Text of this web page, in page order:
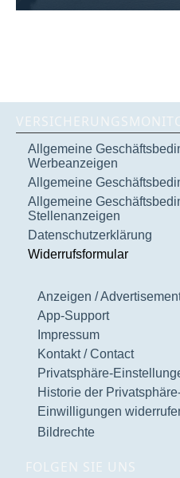
Allgemeine
Werbeanzeigen
Allgemeine
Allgemeine
Stellenanzeigen
Datenschutzerklärung
Widerrufsformular
Anzeigen /
App-Support
Impressum
Kontakt / Contact
Privatsphäre-
Historie der
Einwilligungen
Bildrechte
FOLGEN SIE UNS